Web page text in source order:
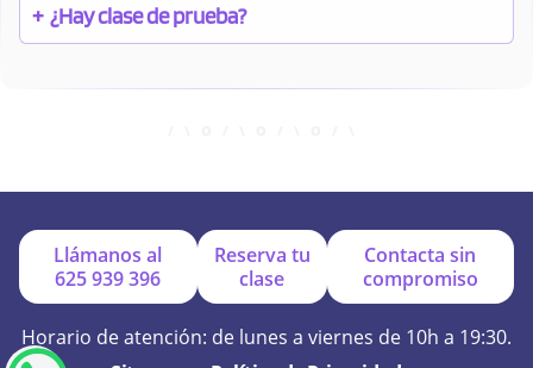
+ ¿Hay clase de prueba?
+ ¿Por qué online?
Llámanos al
625 939 396
Reserva tu
clase
Contacta sin
compromiso
Horario de atención: de lunes a viernes de 10h a 19:30.